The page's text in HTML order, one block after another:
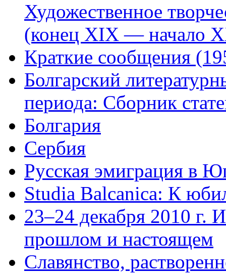
Художественное
(конец XIX — начало
Краткие сообщения
Болгарский
периода: Сборник
Болгария
Сербия
Русская эмиграция в
Studia Balcanica: К
23–24 декабря 2010 г.
прошлом и настоящем
Славянство,